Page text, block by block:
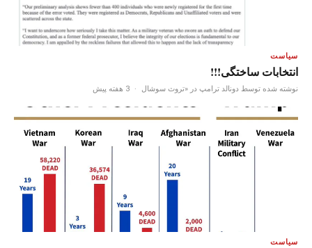
سیاست
انتخابات ساختگی!!!
نوشته شده توسط دونالد ترامپ در «تروث سوشال · 3 هفته پیش
سیاست